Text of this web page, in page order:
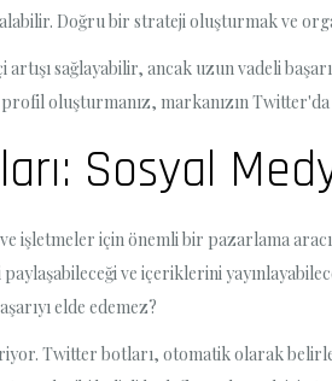
Doğru bir strateji oluşturmak ve
artışı sağlayabilir, ancak uzun vadeli
oluşturmanız, markanızın Twitter'da
Sosyal
işletmeler için önemli bir pazarlama
ve içeriklerini
elde edemez?
Twitter botları, otomatik olarak